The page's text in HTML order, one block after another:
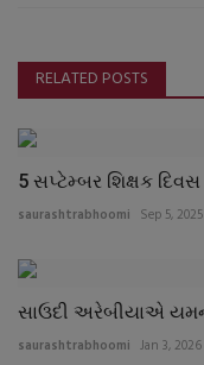
RELATED POSTS
5 સપ્ટેમ્બર શિક્ષક દિવસ
saurashtrabhoomi Sep 5, 2025
સાઉદી અરેબીયાએ યમન
saurashtrabhoomi Jan 3, 2026